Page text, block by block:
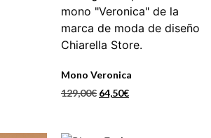
Mono Veronica
129,00€ 64,50€